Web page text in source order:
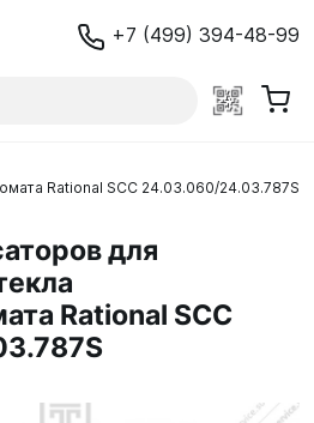
+7 (499) 394-48-99
Rational SCC 24.03.060/24.03.787S
для
Rational SCC